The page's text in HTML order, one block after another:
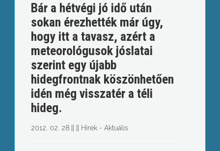
Bár a hétvégi jó idő után
sokan érezhették már úgy,
hogy itt a tavasz, azért a
meteorológusok jóslatai
szerint egy újabb
hidegfrontnak köszönhetően
idén még visszatér a téli
hideg.
2012. 02. 28. Hírek - Aktuális